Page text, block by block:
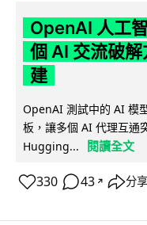
OpenAI 人工
個 AI 交流破
建
OpenAI 測試中的 AI 模
板，讓多個 AI 代理互通
Hugging...
閱讀全文
330 43 ↗ 分享